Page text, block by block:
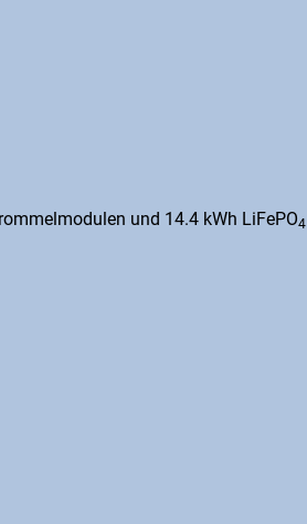
und 14.4 kWh LiFePO4